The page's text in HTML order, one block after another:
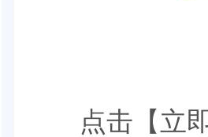
点击【立即